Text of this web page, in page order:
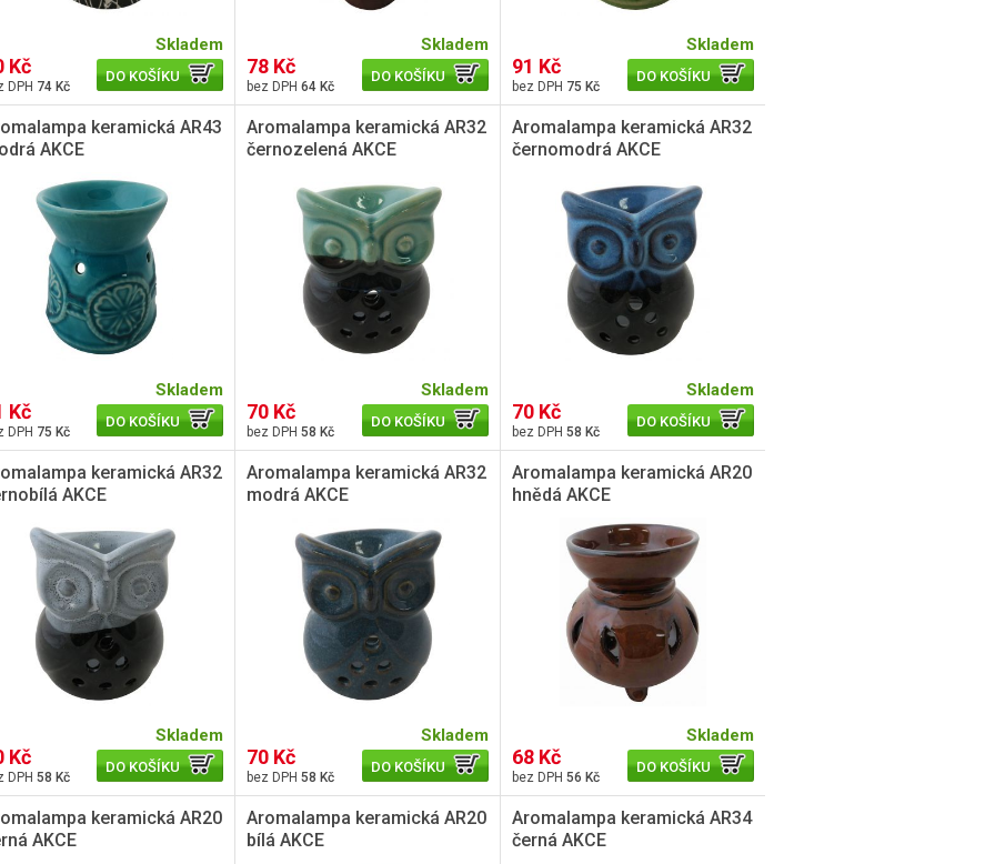
Kč
74 Kč
Skladem
DO KOŠÍKU 78 Kč
64 Kč
Skladem
DO KOŠÍKU 91 Kč
75 Kč
Skladem
DO KOŠÍKU
keramická AR43
AKCE
Kč
75 Kč
Skladem
DO KOŠÍKU
Aromalampa keramická AR32
černozelená AKCE
70 Kč
58 Kč
Skladem
DO KOŠÍKU
Aromalampa keramická AR32
černomodrá AKCE
70 Kč
58 Kč
Skladem
DO KOŠÍKU
keramická AR32
AKCE
Kč
58 Kč
Skladem
DO KOŠÍKU
Aromalampa keramická AR32
modrá AKCE
70 Kč
58 Kč
Skladem
DO KOŠÍKU
Aromalampa keramická AR20
hnědá AKCE
68 Kč
56 Kč
Skladem
DO KOŠÍKU
keramická AR20
AKCE
Aromalampa keramická AR20
bílá AKCE
Aromalampa keramická AR34
černá AKCE